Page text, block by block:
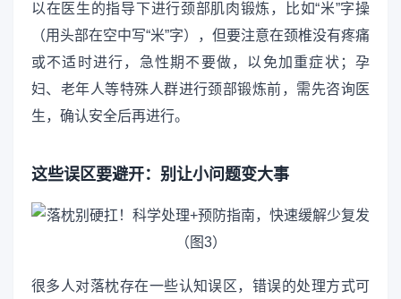
以在医生的指导下进行颈部肌肉锻炼，比如“米”字操
（用头部在空中写“米”字），但要注意在颈椎没有疼痛
或不适时进行，急性期不要做，以免加重症状；孕
妇、老年人等特殊人群进行颈部锻炼前，需先咨询医
生，确认安全后再进行。
这些误区要避开：别让小问题变大事
很多人对落枕存在一些认知误区，错误的处理方式可